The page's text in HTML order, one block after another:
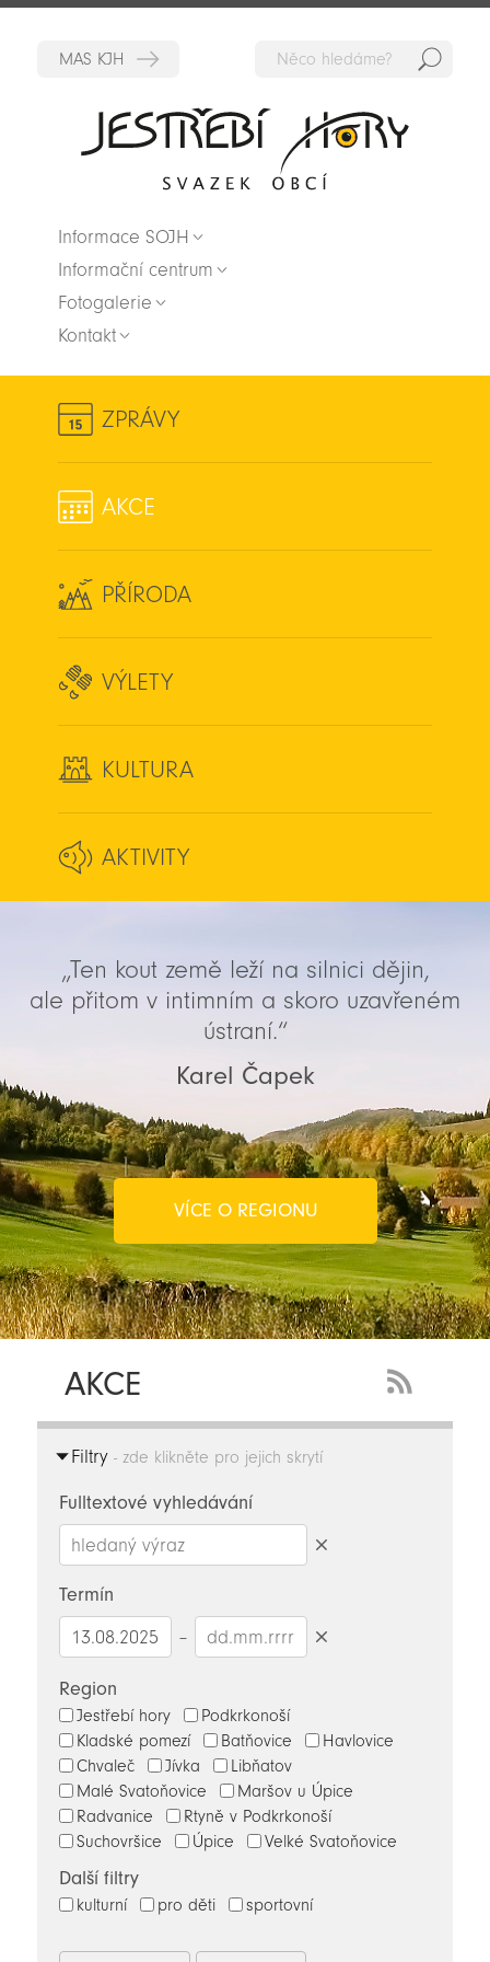
Informace SOJH
Informační centrum
Fotogalerie
Kontakt
ZPRÁVY
AKCE
PŘÍRODA
VÝLETY
KULTURA
AKTIVITY
„Ten kout země leží na silnici dějin,
ale přitom v intimním a skoro uzavřeném
ústraní.“
Karel Čapek
VÍCE O REGIONU
AKCE
Feed
Filtry- zde klikněte pro jejich skrytí
Fulltextové vyhledávání
Termín
–
Region
Jestřebí hory
Podkrkonoší
Kladské pomezí
Batňovice
Havlovice
Chvaleč
Jívka
Libňatov
Malé Svatoňovice
Maršov u Úpice
Radvanice
Rtyně v Podkrkonoší
Suchovršice
Úpice Velké Svatoňovice
Další filtry
kulturní pro děti sportovní